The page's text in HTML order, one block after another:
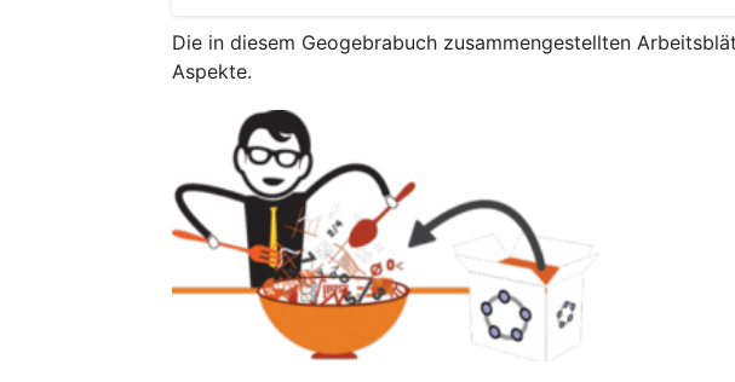
Verschiebung Trigonometrischer Funktionen
Eine besondere Exponentialfunktion
Weierstras´sches Termmonster
Aufstellen von Funktionsgleichungen
Die in diesem Geogebrabuch zusammengestellten
Aspekte.